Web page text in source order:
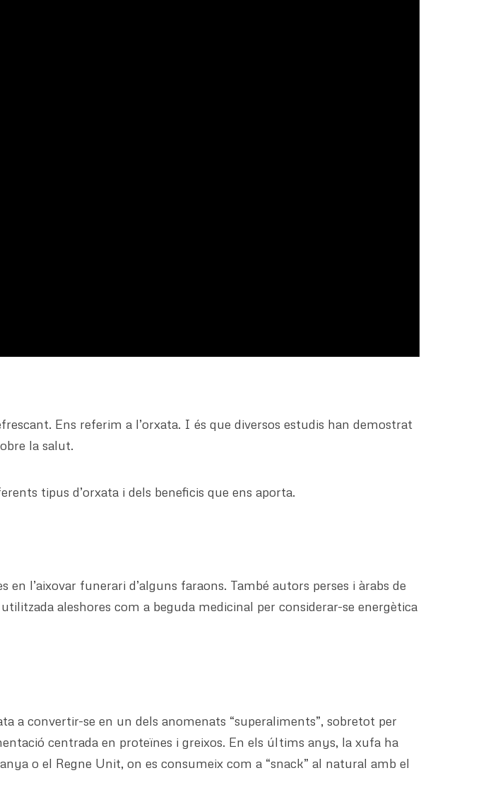
Ens referim a l’orxata. I és que diversos estudis han demostrat
la salut.
tipus d’orxata i dels beneficis que ens aporta.
l’aixovar funerari d’alguns faraons. També autors perses i àrabs de
aleshores com a beguda medicinal per considerar-se energètica
a convertir-se en un dels anomenats “superaliments”, sobretot per
centrada en proteïnes i greixos. En els últims anys, la xufa ha
o el Regne Unit, on es consumeix com a “snack” al natural amb el